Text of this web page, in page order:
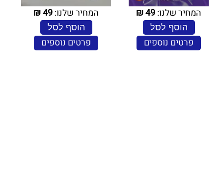
המחיר שלנו:49
₪
הוסף לסל
פרטים נוספים
המחיר שלנו:49
₪
הוסף לסל
פרטים נוספים